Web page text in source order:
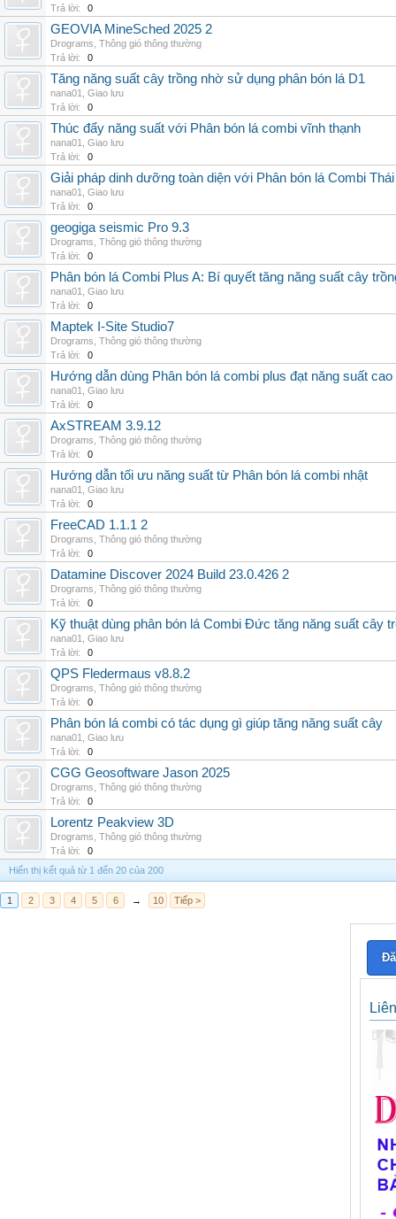
Trả lời:
0
GEOVIA MineSched 2025 2
Drograms Thông gió thông thường
Trả lời:
0
Tăng năng suất cây trồng nhờ sử dụng phân bón lá D1
nana01
Giao lưu
Trả lời:
0
Thúc đẩy năng suất với Phân bón lá combi vĩnh thạnh
nana01
Giao lưu
Trả lời:
0
Giải pháp dinh dưỡng toàn diện với Phân bón lá Combi Thái
nana01
Giao lưu
Trả lời:
0
geogiga seismic Pro 9.3
Drograms Thông gió thông thường
Trả lời:
0
Phân bón lá Combi Plus A: Bí quyết tăng năng suất cây
nana01
Giao lưu
Trả lời:
0
Maptek I-Site Studio7
Drograms Thông gió thông thường
Trả lời:
0
Hướng dẫn dùng Phân bón lá combi plus đạt năng suất cao
nana01
Giao lưu
Trả lời:
0
AxSTREAM 3.9.12
Drograms Thông gió thông thường
Trả lời:
0
Hướng dẫn tối ưu năng suất từ Phân bón lá combi nhật
nana01
Giao lưu
Trả lời:
0
FreeCAD 1.1.1 2
Drograms Thông gió thông thường
Trả lời:
0
Datamine Discover 2024 Build 23.0.426 2
Drograms Thông gió thông thường
Trả lời:
0
Kỹ thuật dùng phân bón lá Combi Đức tăng năng suất cây
nana01
Giao lưu
Trả lời:
0
QPS Fledermaus v8.8.2
Drograms Thông gió thông thường
Trả lời:
0
Phân bón lá combi có tác dụng gì giúp tăng năng suất cây
nana01
Giao lưu
Trả lời:
0
CGG Geosoftware Jason 2025
Drograms Thông gió thông thường
Trả lời:
0
Lorentz Peakview 3D
Drograms Thông gió thông thường
Trả lời:
0
Hiển thị kết quả từ 1 đến 20 của 200
1 2 3 4 5 6 → 10 Tiếp >